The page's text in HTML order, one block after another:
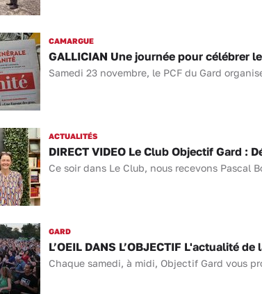
CAMARGUE
GALLICIAN Une journée pour célébrer
Samedi 23 novembre, le PCF du Gard
ACTUALITÉS
DIRECT VIDEO Le Club Objectif Gard :
Ce soir dans Le Club, nous recevons Pascal
GARD
L’OEIL DANS L’OBJECTIF L'actualité
Chaque samedi, à midi, Objectif Gard vous